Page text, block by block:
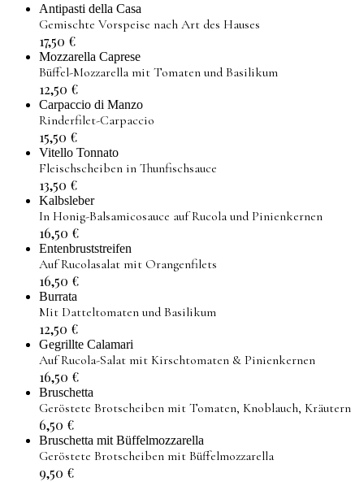
Antipasti della Casa
Gemischte Vorspeise nach Art des Hauses
17,50 €
Mozzarella Caprese
Büffel-Mozzarella mit Tomaten und Basilikum
12,50 €
Carpaccio di Manzo
Rinderfilet-Carpaccio
15,50 €
Vitello Tonnato
Fleischscheiben in Thunfischsauce
13,50 €
Kalbsleber
In Honig-Balsamicosauce auf Rucola und Pinienkernen
16,50 €
Entenbruststreifen
Auf Rucolasalat mit Orangenfilets
16,50 €
Burrata
Mit Datteltomaten und Basilikum
12,50 €
Gegrillte Calamari
Auf Rucola-Salat mit Kirschtomaten & Pinienkernen
16,50 €
Bruschetta
Geröstete Brotscheiben mit Tomaten, Knoblauch, Kräutern
6,50 €
Bruschetta mit Büffelmozzarella
Geröstete Brotscheiben mit Büffelmozzarella
9,50 €